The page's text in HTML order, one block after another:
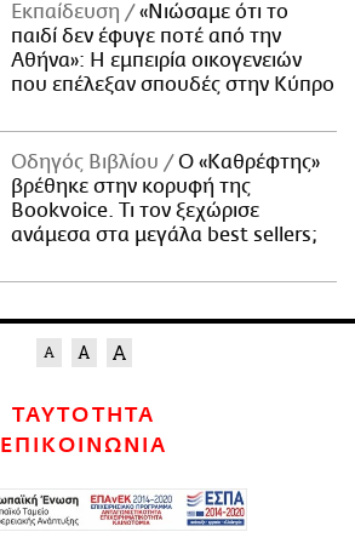
Εκπαίδευση
«Νιώσαμε ότι το
παιδί δεν έφυγε ποτέ από την
Αθήνα»: Η εμπειρία οικογενειών
που επέλεξαν σπουδές στην Κύπρο
Οδηγός Βιβλίου
Ο «Καθρέφτης»
βρέθηκε στην κορυφή της
Bookvoice. Τι τον ξεχώρισε
ανάμεσα στα μεγάλα best sellers;
ΤΑΥΤΟΤΗΤΑ
ΕΠΙΚΟΙΝΩΝΙΑ